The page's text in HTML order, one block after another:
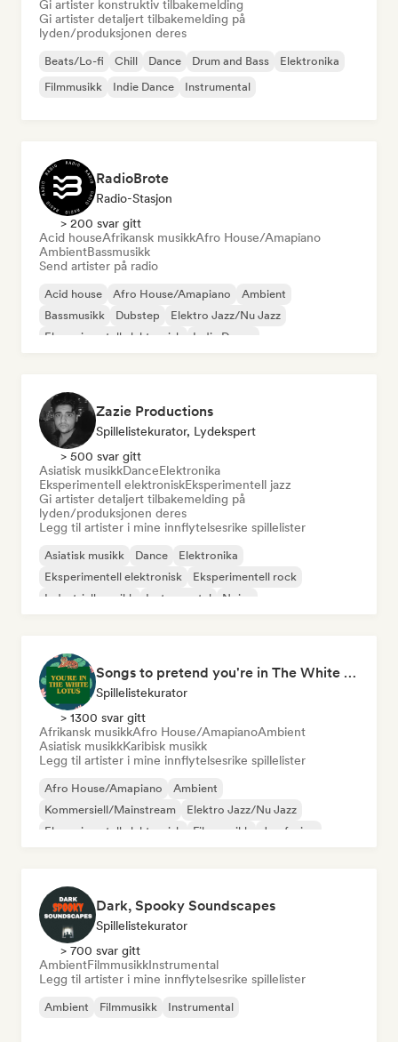
Gi artister konstruktiv tilbakemelding
Gi artister detaljert tilbakemelding på
lyden/produksjonen deres
Beats/Lo-fi Chill Dance Drum and Bass
Elektronika
Filmmusikk
Indie Dance Instrumental
RadioBrote
Radio-Stasjon
> 200 svar gitt
Acid houseAfrikansk musikkAfro House/Amapiano
AmbientBassmusikk
Send artister på radio
Acid house Afro House/Amapiano
Ambient
Bassmusikk
Dubstep
Elektro Jazz/Nu Jazz
Eksperimentell elektronisk
Indie Dance
Zazie Productions
Spillelistekurator, Lydekspert
> 500 svar gitt
Asiatisk musikkDanceElektronika
Eksperimentell elektroniskEksperimentell jazz
Gi artister detaljert tilbakemelding på
lyden/produksjonen deres
Legg til artister i mine innflytelsesrike spillelister
Asiatisk musikk Dance
Elektronika
Eksperimentell elektronisk
Eksperimentell rock
Industriell musikk
Instrumental Noise
Songs to pretend you're in The White Lotus
Spillelistekurator
> 1300 svar gitt
Afrikansk musikkAfro House/AmapianoAmbient
Asiatisk musikkKaribisk musikk
Legg til artister i mine innflytelsesrike spillelister
Afro House/Amapiano
Ambient
Kommersiell/Mainstream
Elektro Jazz/Nu Jazz
Eksperimentell elektronisk
Filmmusikk
Jazzfusion
Dark, Spooky Soundscapes
Spillelistekurator
> 700 svar gitt
AmbientFilmmusikkInstrumental
Legg til artister i mine innflytelsesrike spillelister
Ambient Filmmusikk Instrumental